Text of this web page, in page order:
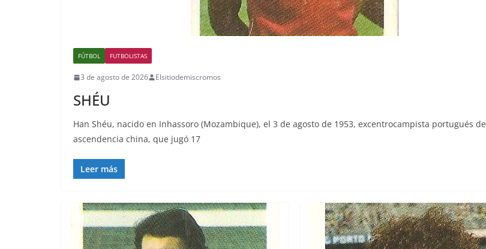
FÚTBOL FUTBOLISTAS
3 de agosto de 2026 Elsitiodemiscromos
SHÉU
Han Shéu, nacido en Inhassoro (Mozambique), el 3 de agosto de 1953, excentrocampista portugués de
ascendencia china, que jugó 17
Leer más